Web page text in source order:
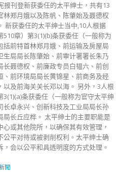
报刊登新获委任的太平绅士，共有13
林郑月娥以及陈帆、陈肇始及聂德权
新获委任的太平绅士当中,10人根据
510章）第3(1)(b)条获委任（一般称为
括前特首林郑月娥、前运输及房屋局
生局局长陈肇始、前审计署署长朱乃
长聂德权、前廉政专员白韫六、前创
、前环境局局长黄锦星、前商务及经
以及前海关关长邓以海。 另外，3人根
条获委任（一般称为官守太平绅
长卓永兴、创新科技及工业局局长孙
局长丘应桦。 太平绅士的主要职能是
或其他院所，以确保其有效管理，
公平对待或被剥削权利。太平绅士确
会以公平和具透明度的方式处理。
聞